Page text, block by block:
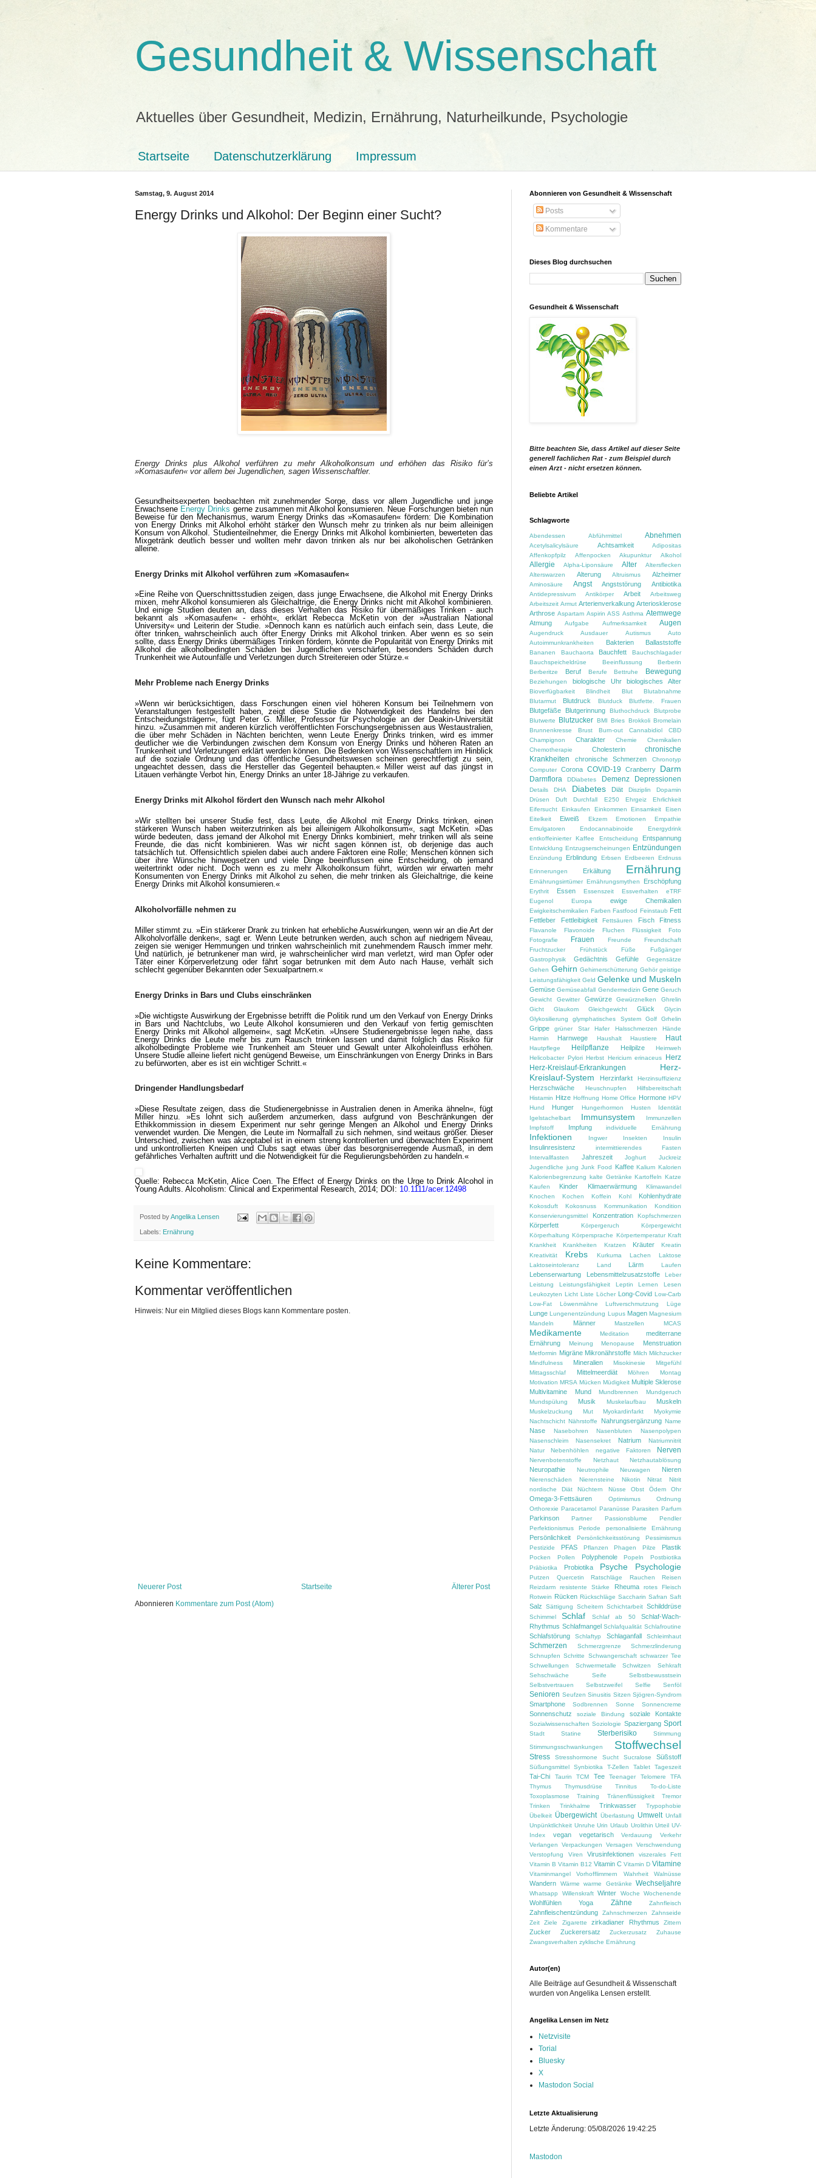
Gesundheit & Wissenschaft
Aktuelles über Gesundheit, Medizin, Ernährung, Naturheilkunde, Psychologie
Startseite Datenschutzerklärung Impressum
Samstag, 9. August 2014
Energy Drinks und Alkohol: Der Beginn einer Sucht?
Energy Drinks plus Alkohol verführen zu mehr Alkoholkonsum und erhöhen das Risiko für’s
»Komasaufen« vor allem bei Jugendlichen, sagen Wissenschaftler.
Gesundheitsexperten beobachten mit zunehmender Sorge, dass vor allem Jugendliche und junge
Erwachsene Energy Drinks gerne zusammen mit Alkohol konsumieren. Neue Forschungen bieten nun
Beweise für den Mechanismus, warum Energy Drinks das »Komasaufen« fördern: Die Kombination
von Energy Drinks mit Alkohol erhöht stärker den Wunsch mehr zu trinken als nur beim alleinigen
Konsum von Alkohol. Studienteilnehmer, die Energy Drinks mit Alkohol kombinierten, bewerteten das
Mixgetränk deutlich besser und wollten mehr davon trinken als nur bei alkoholischen Getränken
alleine.
Energy Drinks mit Alkohol verführen zum »Komasaufen«
»Eine Reihe von Querschnittsstudien zeigen, dass junge Erwachsene, die Alkohol mit Energy Drinks
mixen, mehr Alkohol konsumieren als Gleichaltrige, die Energy Drinks nicht mit Alkohol kombinieren.
Und einige Studien deuten an, dass dieses Verhalten das Risiko für übermäßiges Trinken - auch
bekannt als »Komasaufen« - erhöht«, erklärt Rebecca McKetin von der »Australian National
University« und Leiterin der Studie. »Dennoch kann es natürlich auch einfach sein, dass Leute, die
öfter trinken, wahrscheinlich auch öfter Energy Drinks mit Alkohol trinken. Aber wenn es so sein
sollte, dass Energy Drinks übermäßiges Trinken fördern, könnte die Popularität von Energy Drinks mit
Alkohol die alkoholbedingten Schäden bei Jugendlichen verschärfen, besonders Schäden durch
Trunkenheit wie Autounfälle und Verletzungen durch Streitereien oder Stürze.«
Mehr Probleme nach Energy Drinks
»Wenn wir berücksichtigen, dass Forschungen einen viel höheren Konsum bei Teilnehmern von
Veranstaltungen festgestellt haben, zeigt diese Studie die Notwendigkeit des Handelns bei den
Entscheidungsträgern«, fügt Peter G. Miller, Professor für Psychologie an der Deakin-Universität
hinzu. »Zusammen mit anderen kürzlich veröffentlichten Forschungsergebnissen aus Westaustralien,
die über mehr Schäden in Nächten berichten, wenn Leute Energy Drinks trinken, wird es immer
deutlicher wie die Verbindungen zwischen dem Konsum von Energy Drinks und höheren Raten an
Trunkenheit und Verletzungen erklärt werden können. Die Bedenken von Wissenschaftlern im Hinblick
auf die soziale Ordnung und das öffentliche Gesundheitswesen scheinen gerechtfertigt zu sein,
ungeachtet dessen, dass die Hersteller das Gegenteil behaupten.« Miller weist auf das jüngst in
Litauen verhängte Verbot hin, Energy Drinks an unter 18-Jährige zu verkaufen.
Energy Drinks mit Alkohol fördert den Wunsch nach mehr Alkohol
»Wir stellten bei unserer Studie fest, dass Leute, die Alkohol mit Energy Drinks trinken, einen
stärkeren Wunsch haben weiterzutrinken als bei alleinigem Alkoholkonsum«, sagt McKetin. »Das
würde bedeuten, dass jemand der Alkohol mit Energy Drinks kombiniert, mehr trinken will als seine
Freunde, die das nicht kombinieren. Was wir nicht sagen können ist, ob derjenige das auch
tatsächlich tut. Offensichtlich spielen dabei auch andere Faktoren eine Rolle; Menschen können sich
über ihre Wünsche hinwegsetzen und viele Dinge beeinflussen eine Entscheidung, ob jemand
weitertrinkt oder nicht. Doch wenn es zu mehr Alkoholkonsum führt, würden wir erwarten mehr
Konsumenten von Energy Drinks mit Alkohol zu sehen, die mehr trinken als Gleichaltrige, die keine
Energy Drinks mit Alkohol konsumieren.«
Alkoholvorfälle nehmen zu
Miller stimmt zu. »Ein stärkerer Drank zu trinken hat erhebliche Auswirkungen, wenn wir an die Art der
Alkoholvorfälle denken«, sagt er. Wenn Leute betrunken werden, auch schon auf niedrigem Niveau,
zeigen sie weniger Hemmungen und trinken wahrscheinlich mit zunehmendem Rausch immer mehr.
Und natürlich, je betrunkener man wird, je wahrscheinlicher wird man verletzt, wird man Opfer oder
Täter einer Körperverletzung oder fährt sogar betrunken mit dem Auto nach Hause, verhält sich
schlecht gegenüber Bekannten oder Sexualpartnern.«
Energy Drinks in Bars und Clubs einschränken
»Die wichtigste Auswirkung der Ergebnisse betrifft die Politik rund um den Verkauf von Energy Drinks
in Bars und Nachtclubs, wo Leute Alkohol konsumieren und den Verkauf von fertig gemischten
Energy Drinks mit Alkohol allgemein«, sagt McKetin. »Unsere Studienergebnisse legen nahe, dass
Energy Drinks die Leute mehr bis zum Rausch trinken lassen und damit folglich das Risiko für
alkoholbedingte Probleme wie Trunkenheit am Steuer und Gewalt unter Alkoholeinfluss erhöhen.
Unsere Studie alleine liefert nicht genügend Beweise, um Einschränkungen von Energy Drinks in Bars
zu befürworten, aber es ist ein wichtiger Schritt.«
Dringender Handlungsbedarf
»Diese Resultate zeigen, dass die Studienergebnisse in Australien denen in Amerika ähneln«, fügt
Miller hinzu. »Es lohnt sich außerdem anzumerken, dass aufgrund von Beschränkungen der
Ethikkommission in diesem Experiment nur sehr geringe Mengen an Alkohol und Energy Drinks
verwendet wurden. Die Mengen, die Leute im Normalfall zu sich nehmen, sind weitaus größer. Dieser
Unterschied, zwischen was akzeptabel ist in einem streng kontrollierten und überwachten Experiment
und unkontrollierten Kneipen und Clubs sagt etwas über das besorgniserregende Ausmaß, in dem
gefährliches Verhalten auftritt und die Notwendigkeit für die Regulierungsbehörden zu handeln.«
Quelle: Rebecca McKetin, Alice Coen. The Effect of Energy Drinks on the Urge to Drink Alcohol in
Young Adults. Alcoholism: Clinical and Experimental Research, 2014; DOI: 10.1111/acer.12498
Posted byAngelika Lensen
Labels: Ernährung
Keine Kommentare:
Kommentar veröffentlichen
Hinweis: Nur ein Mitglied dieses Blogs kann Kommentare posten.
Neuerer Post Älterer Post
Startseite
Abonnieren Kommentare zum Post (Atom)
Abonnieren von Gesundheit & Wissenschaft
Posts
Kommentare
Dieses Blog durchsuchen
Gesundheit & Wissenschaft
Bitte beachten Sie, dass Artikel auf dieser Seite
generell fachlichen Rat - zum Beispiel durch
einen Arzt - nicht ersetzen können.
Beliebte Artikel
Schlagworte
Abendessen Abführmittel Abnehmen
Acetylsalicylsäure Achtsamkeit
Adipositas
Affenkopfpilz
Affenpocken Akupunktur Alkohol
Allergie Alpha-Liponsäure Alter
Altersflecken
Alterswarzen
Alterung Altruismus Alzheimer
Aminosäure Angst Angststörung Antibiotika
Antidepressivum Antikörper Arbeit
Arbeitsweg
Arbeitszeit Armut Arterienverkalkung Arteriosklerose
Arthrose Aspartam Aspirin ASS Asthma Atemwege
Atmung Aufgabe Aufmerksamkeit Augen
Augendruck Ausdauer Autismus
Auto
Autoimmunkrankheiten
Bakterien Ballaststoffe
Bananen Bauchaorta Bauchfett
Bauchschlagader
Bauchspeicheldrüse
Beeinflussung
Berberin
Berberitze
Beruf Berufe Bettruhe Bewegung
Beziehungen biologische Uhr biologisches Alter
Bioverfügbarkeit Blindheit Blut
Blutabnahme
Blutarmut
Blutdruck Blutduck Blutfette. Frauen
Blutgefäße Blutgerinnung Bluthochdruck
Blutprobe
Blutwerte
Blutzucker BMI Bries Brokkoli Bromelain
Brunnenkresse
Brust Burn-out Cannabidiol
CBD
Champignon
Charakter Chemie
Chemikalien
Chemotherapie
Cholesterin
chronische
Krankheiten
chronische Schmerzen
Chronotyp
Computer
Corona COVID-19 Cranberry Darm
Darmflora DDiabetes Demenz Depressionen
Details DHA Diabetes Diät Disziplin
Dopamin
Drüsen
Duft Durchfall E250 Ehrgeiz
Ehrlichkeit
Eifersucht
Einkaufen Einkommen Einsamkeit
Eisen
Eitelkeit
Eiweiß Ekzem Emotionen
Empathie
Emulgatoren
Endocannabinoide
Energydrink
entkoffeinierter Kaffee
Entscheidung Entspannung
Entwicklung Entzugserscheinungen Entzündungen
Enzündung Erblindung Erbsen Erdbeeren
Erdnuss
Erinnerungen
Erkältung Ernährung
Ernährungsirrtümer Ernährungsmythen Erschöpfung
Erythrit Essen Essenszeit Essverhalten
eTRF
Eugenol
Europa ewige Chemikalien
Ewigkeitschemikalien Farben Fastfood Feinstaub Fett
Fettleber
Fettleibigkeit Fettsäuren Fisch Fitness
Flavanole Flavonoide Fluchen Flüssigkeit
Foto
Fotografie
Frauen Freunde
Freundschaft
Fruchtzucker
Frühstück Füße
Fußgänger
Gastrophysik
Gedächtnis Gefühle
Gegensätze
Gehen Gehirn Gehirnerschütterung Gehör geistige
Leistungsfähigkeit Geld Gelenke und Muskeln
Gemüse Gemüseabfall Gendermedizin Gene Geruch
Gewicht
Gewitter Gewürze Gewürznelken
Ghrelin
Gicht
Glaukom Gleichgewicht Glück
Glycin
Glykosilierung
glymphatisches System Golf Grhelin
Grippe grüner Star Hafer Halsschmerzen
Hände
Harmin
Harnwege Haushalt Haustiere Haut
Hautpflege Heilpflanze Heilpilze
Heimweh
Helicobacter Pylori Herbst Hericium erinaceus
Herz
Herz-Kreislauf-Erkrankungen
Herz-
Kreislauf-System
Herzinfarkt Herzinsuffizienz
Herzschwäche Heuschnupfen
Hilfsbereitschaft
Histamin Hitze Hoffnung Home Office Hormone HPV
Hund
Hunger Hungerhormon Husten
Identität
Igelstachelbart
Immunsystem
Immunzellen
Impfstoff
Impfung individuelle Ernährung
Infektionen Ingwer Insekten Insulin
Insulinresistenz
intermittierendes Fasten
Intervallfasten
Jahreszeit Joghurt
Juckreiz
Jugendliche jung Junk Food Kaffee Kalium Kalorien
Kalorienbegrenzung kalte Getränke Kartoffeln Katze
Kaufen
Kinder Klimaerwärmung
Klimawandel
Knochen
Kochen Koffein Kohl Kohlenhydrate
Kokosduft Kokosnuss Kommunikation
Kondition
Konservierungsmittel
Konzentration Kopfschmerzen
Körperfett Körpergeruch
Körpergewicht
Körperhaltung Körpersprache Körpertemperatur Kraft
Krankheit
Krankheiten Kratzen Kräuter
Kreatin
Kreativität
Krebs Kurkuma Lachen
Laktose
Laktoseintoleranz
Land Lärm Laufen
Lebenserwartung Lebensmittelzusatzstoffe
Leber
Leistung
Leistungsfähigkeit Leptin Lernen
Lesen
Leukozyten Licht Liste Löcher Long-Covid Low-Carb
Low-Fat
Löwenmähne Luftverschmutzung Lüge
Lunge Lungenentzündung Lupus Magen Magnesium
Mandeln
Männer Mastzellen MCAS
Medikamente Meditation
mediterrane
Ernährung
Meinung Menopause Menstruation
Metformin Migräne Mikronährstoffe Milch Milchzucker
Mindfulness
Mineralien Misokinesie
Mitgefühl
Mittagsschlaf
Mittelmeerdiät Möhren
Montag
Motivation MRSA Mücken Müdigkeit Multiple Sklerose
Multivitamine
Mund Mundbrennen
Mundgeruch
Mundspülung
Musik Muskelaufbau Muskeln
Muskelzuckung Mut Myokardinfarkt
Myokymie
Nachtschicht Nährstoffe Nahrungsergänzung Name
Nase Nasebohren Nasenbluten
Nasenpolypen
Nasenschleim
Nasensekret Natrium
Natriumnitrit
Natur
Nebenhöhlen negative Faktoren Nerven
Nervenbotenstoffe Netzhaut Netzhautablösung
Neuropathie Neutrophile Neuwagen Nieren
Nierenschäden Nierensteine Nikotin Nitrat
Nitrit
nordische Diät
Nüchtern Nüsse Obst Ödem Ohr
Omega-3-Fettsäuren Optimismus
Ordnung
Orthorexie Paracetamol Paranüsse Parasiten Parfum
Parkinson Partner Passionsblume
Pendler
Perfektionismus
Periode personalisierte Ernährung
Persönlichkeit Persönlichkeitsstörung
Pessimismus
Pestizide
PFAS Pflanzen Phagen Pilze Plastik
Pocken Pollen Polyphenole Popeln
Postbiotika
Präbiotika
Probiotika Psyche Psychologie
Putzen Quercetin Ratschläge Rauchen
Reisen
Reizdarm
resistente Stärke Rheuma
rotes Fleisch
Rotwein Rücken Rückschläge Saccharin Safran Saft
Salz Sättigung Scheitern Schichtarbeit Schilddrüse
Schimmel Schlaf Schlaf ab 50
Schlaf-Wach-
Rhythmus Schlafmangel Schlafqualität Schlafroutine
Schlafstörung Schlaftyp Schlaganfall Schleimhaut
Schmerzen Schmerzgrenze
Schmerzlinderung
Schnupfen Schritte Schwangerschaft schwarzer Tee
Schwellungen
Schwermetalle Schwitzen
Sehkraft
Sehschwäche
Seife
Selbstbewusstsein
Selbstvertrauen
Selbstzweifel Selfie Senföl
Senioren Seufzen Sinusitis Sitzen Sjögren-Syndrom
Smartphone Sodbrennen Sonne Sonnencreme
Sonnenschutz soziale Bindung soziale Kontakte
Sozialwissenschaften Soziologie Spaziergang Sport
Stadt Statine Sterberisiko
Stimmung
Stimmungsschwankungen
Stoffwechsel
Stress Stresshormone Sucht Sucralose Süßstoff
Süßungsmittel Synbiotika T-Zellen Tablet Tageszeit
Tai-Chi Taurin TCM Tee Teenager Telomere
TFA
Thymus
Thymusdrüse Tinnitus
To-do-Liste
Toxoplasmose
Training Tränenflüssigkeit
Tremor
Trinken
Trinkhalme Trinkwasser
Trypophobie
Übelkeit Übergewicht Überlastung Umwelt Unfall
Unpünktlichkeit Unruhe Urin Urlaub Urolithin Urteil UV-
Index
vegan vegetarisch Verdauung
Verkehr
Verlangen
Verpackungen Versagen
Verschwendung
Verstopfung
Viren Virusinfektionen
viszerales Fett
Vitamin B Vitamin B12 Vitamin C Vitamin D Vitamine
Vitaminmangel Vorhofflimmern Wahrheit Walnüsse
Wandern Wärme warme Getränke Wechseljahre
Whatsapp Willenskraft Winter Woche Wochenende
Wohlfühlen Yoga Zähne Zahnfleisch
Zahnfleischentzündung Zahnschmerzen
Zahnseide
Zeit
Ziele Zigarette zirkadianer Rhythmus Zittern
Zucker Zuckerersatz Zuckerzusatz
Zuhause
Zwangsverhalten zyklische Ernährung
Autor(en)
Alle Beiträge auf Gesundheit & Wissenschaft
wurden von Angelika Lensen erstellt.
Angelika Lensen im Netz
Netzvisite
Torial
Bluesky
X
Mastodon Social
Letzte Aktualisierung
Letzte Änderung: 05/08/2026 19:42:25
Mastodon